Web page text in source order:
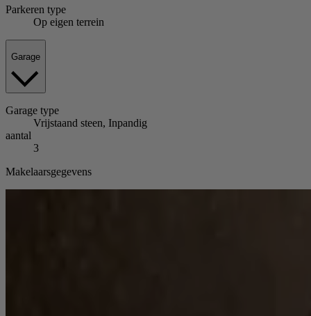
Parkeren type
Op eigen terrein
Garage
Garage type
Vrijstaand steen, Inpandig
aantal
3
Makelaarsgegevens